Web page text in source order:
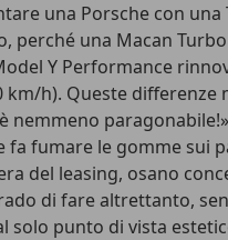
una Porsche con una
perché una Macan
Y Performance
h). Queste differenze
nemmeno
fa fumare le gomme sui
del leasing, osano
di fare altrettanto,
solo punto di vista